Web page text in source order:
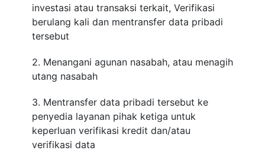
investasi atau transaksi terkait, Verifikasi
berulang kali dan mentransfer data pribadi
tersebut
2. Menangani agunan nasabah, atau menagih
utang nasabah
3. Mentransfer data pribadi tersebut ke
penyedia layanan pihak ketiga untuk
keperluan verifikasi kredit dan/atau
verifikasi data